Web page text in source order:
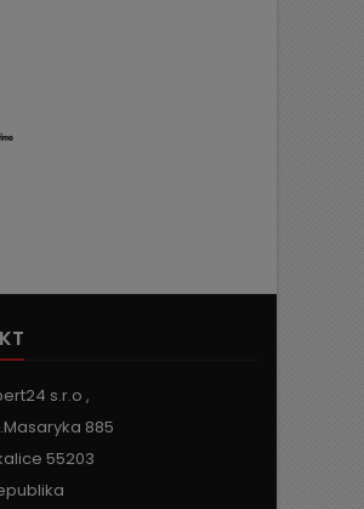
s.r.o ,
885
55203